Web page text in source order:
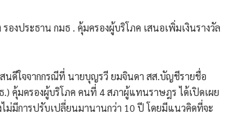
องประธาน กมธ . คุ้มครองผู้บริโภค เสนอเพิ่มเงินรางวัล
นดีใจจากกรณีที่ นายบุญรวี ยมจินดา สส.บัญชีรายชื่อ
คุ้มครองผู้บริโภค คนที่ 4 สภาผู้แทนราษฎร ได้เปิดเผย
ม่มีการปรับเปลี่ยนมานานกว่า 10 ปี โดยมีแนวคิดที่จะ